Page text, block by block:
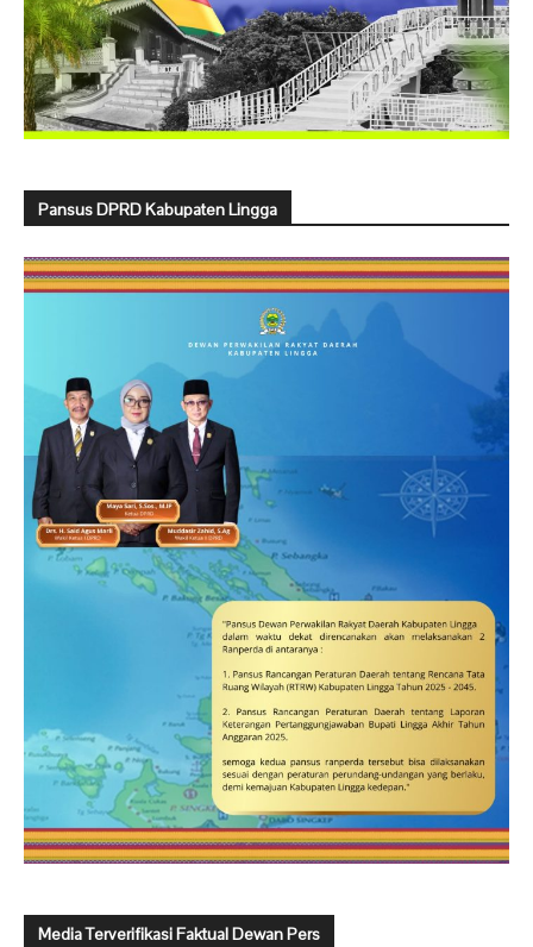
Pansus DPRD Kabupaten Lingga
Media Terverifikasi Faktual Dewan Pers